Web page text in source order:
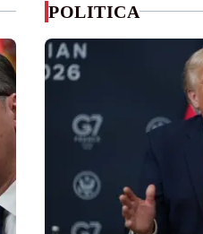
POLITICA